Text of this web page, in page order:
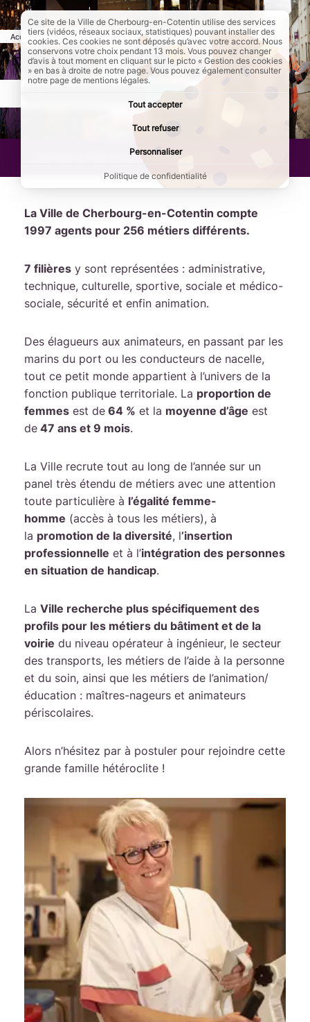
Accueil Ma ville Mairie Page active :
Emplois et stages
Emplois et stages
Dernière mise à jour :27/05/2026
La Ville de Cherbourg-en-Cotentin compte
1997 agents pour 256 métiers différents.
7 filières y sont représentées : administrative,
technique, culturelle, sportive, sociale et médico-
sociale, sécurité et enfin animation.
Des élagueurs aux animateurs, en passant par les
marins du port ou les conducteurs de nacelle,
tout ce petit monde appartient à l’univers de la
fonction publique territoriale. La proportion de
femmes est de 64 % et la moyenne d’âge est
de 47 ans et 9 mois.
La Ville recrute tout au long de l’année sur un
panel très étendu de métiers avec une attention
toute particulière à l’égalité femme-
homme (accès à tous les métiers), à
la promotion de la diversité, l’insertion
professionnelle et à l’intégration des personnes
en situation de handicap.
La Ville recherche plus spécifiquement des
profils pour les métiers du bâtiment et de la
voirie du niveau opérateur à ingénieur, le secteur
des transports, les métiers de l’aide à la personne
et du soin, ainsi que les métiers de l’animation/
éducation : maîtres-nageurs et animateurs
périscolaires.
Alors n’hésitez par à postuler pour rejoindre cette
grande famille hétéroclite !
Ce site de la Ville de Cherbourg-en-Cotentin utilise des services
tiers (vidéos, réseaux sociaux, statistiques) pouvant installer des
cookies. Ces cookies ne sont déposés qu’avec votre accord. Nous
conservons votre choix pendant 13 mois. Vous pouvez changer
d’avis à tout moment en cliquant sur le picto « Gestion des cookies
» en bas à droite de notre page. Vous pouvez également consulter
notre page de mentions légales.
Tout accepter
Tout refuser
Personnaliser
Politique de confidentialité